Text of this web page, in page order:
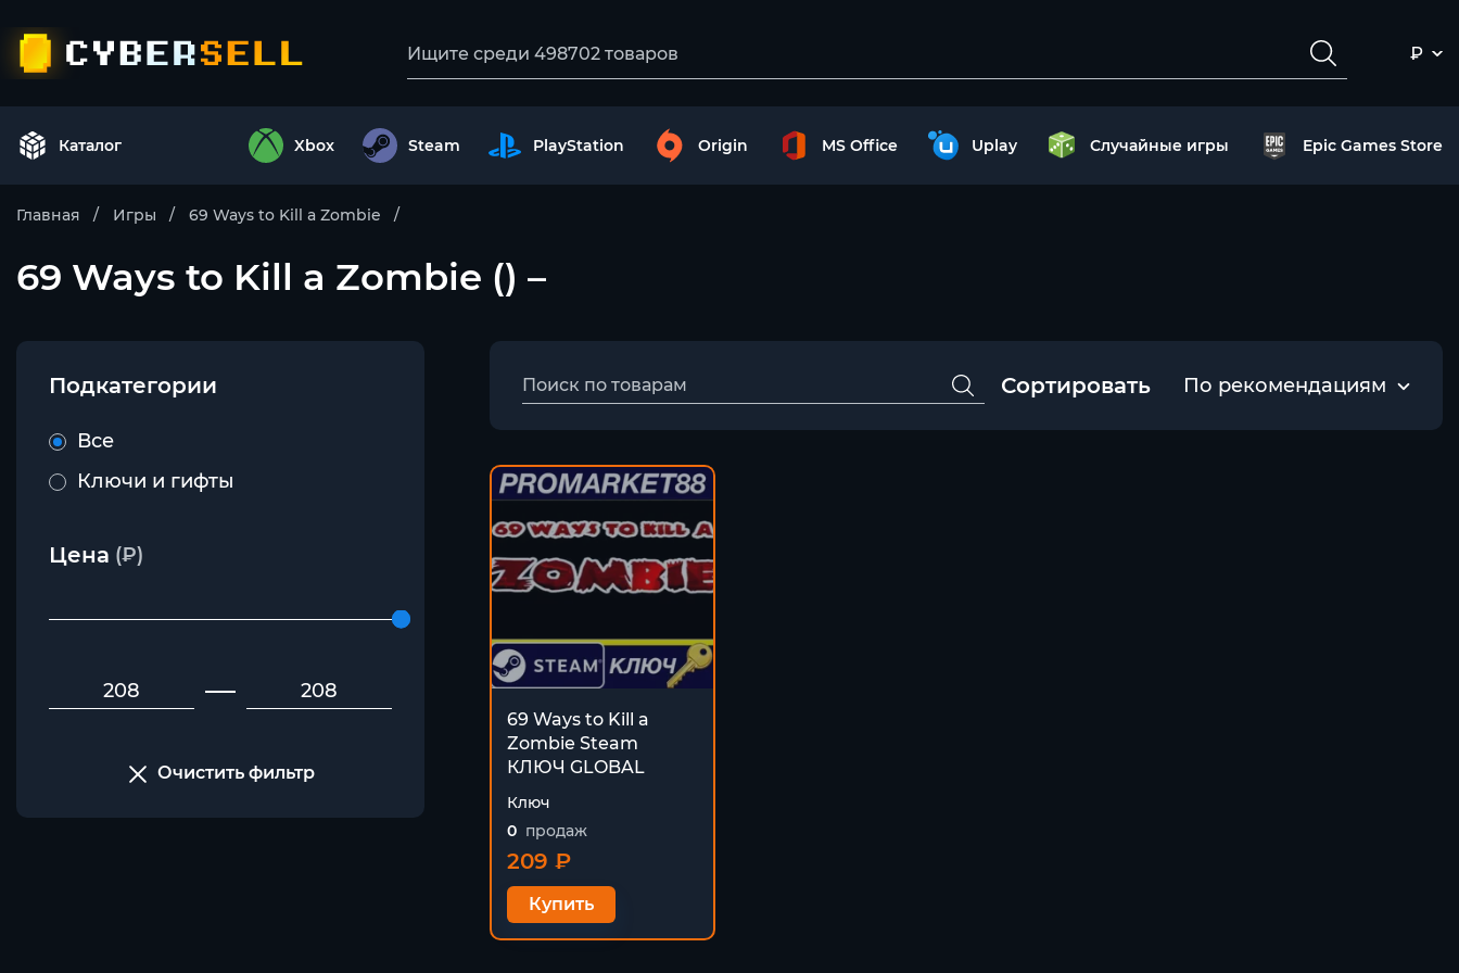
₽
Каталог Xbox Steam PlayStation Origin MS Office Uplay Случайные игры Epic Games Store
Главная Игры 69 Ways to Kill a Zombie
69 Ways to Kill a Zombie () –
Подкатегории
Все
Ключи и гифты
Цена (₽)
Очистить фильтр
Сортировать По рекомендациям
69 Ways to Kill a
Zombie Steam
КЛЮЧ GLOBAL
Ключ
0 продаж
209 ₽
Купить